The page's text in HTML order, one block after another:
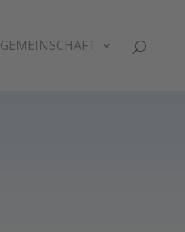
GEMEINSCHAFT